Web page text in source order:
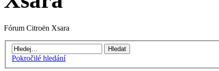
Fórum Citroën Xsara
Pokročilé hledání